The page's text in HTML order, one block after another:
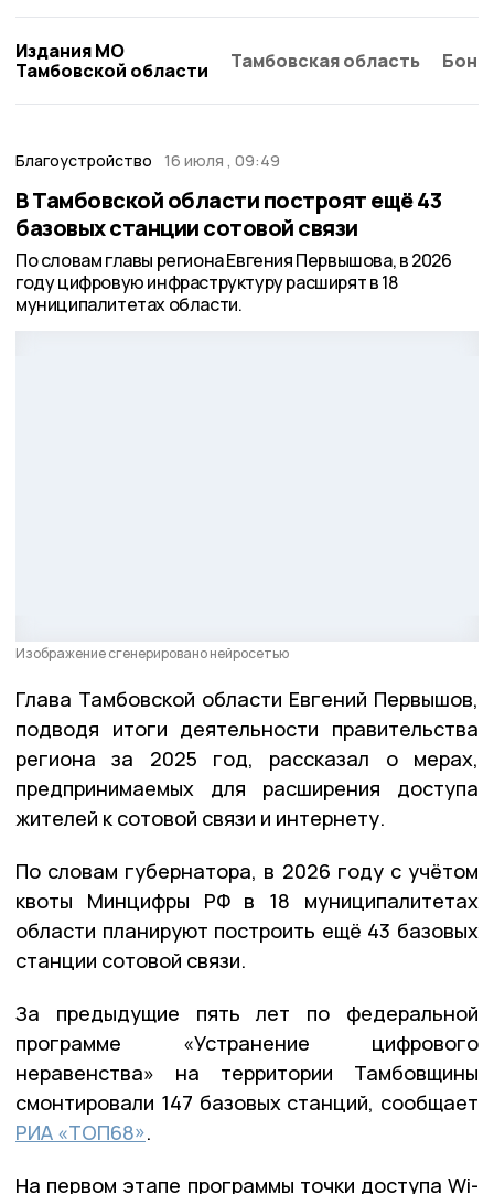
Издания МО
Тамбовской области
Тамбовская область
Благоустройство 16 июля , 09:49
В Тамбовской области построят ещё 43
базовых станции сотовой связи
По словам главы региона Евгения Первышова, в 2026
году цифровую инфраструктуру расширят в 18
муниципалитетах области.
Изображение сгенерировано нейросетью
Глава Тамбовской области Евгений Первышов,
подводя итоги деятельности правительства
региона за 2025 год, рассказал о мерах,
предпринимаемых для расширения доступа
жителей к сотовой связи и интернету.
По словам губернатора, в 2026 году с учётом
квоты Минцифры РФ в 18 муниципалитетах
области планируют построить ещё 43 базовых
станции сотовой связи.
За предыдущие пять лет по федеральной
программе «Устранение цифрового
неравенства» на территории Тамбовщины
смонтировали 147 базовых станций, сообщает
РИА «ТОП68».
На первом этапе программы точки доступа Wi-